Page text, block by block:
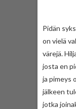
Pidän
on vielä
värejä.
josta en
ja pimeys
jälkeen
jotka